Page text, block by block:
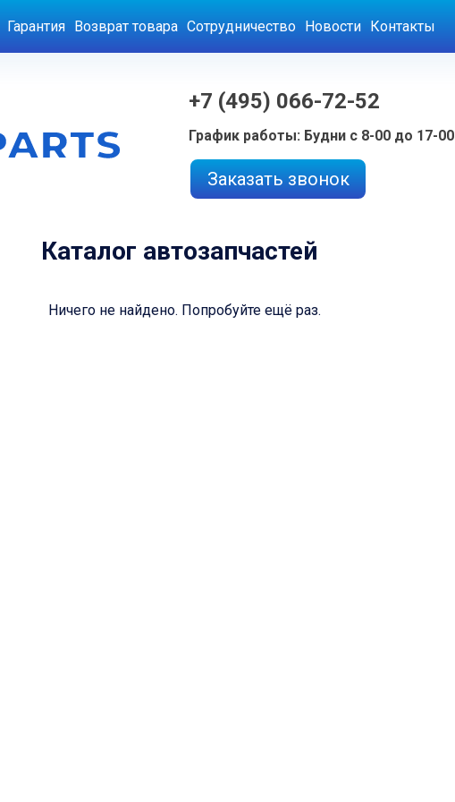
Гарантия Возврат товара Сотрудничество Новости Контакты
+7 (495) 066-72-52
График работы: Будни с 8-00 до 17-00
Заказать звонок
Каталог автозапчастей
Ничего не найдено. Попробуйте ещё раз.